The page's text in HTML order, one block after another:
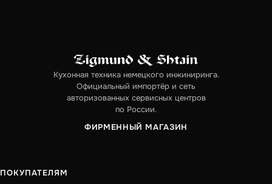
Кухонная техника немецкого инжиниринга.
Официальный импортёр и сеть
авторизованных сервисных центров
по России.
ФИРМЕННЫЙ МАГАЗИН
ПОКУПАТЕЛЯМ